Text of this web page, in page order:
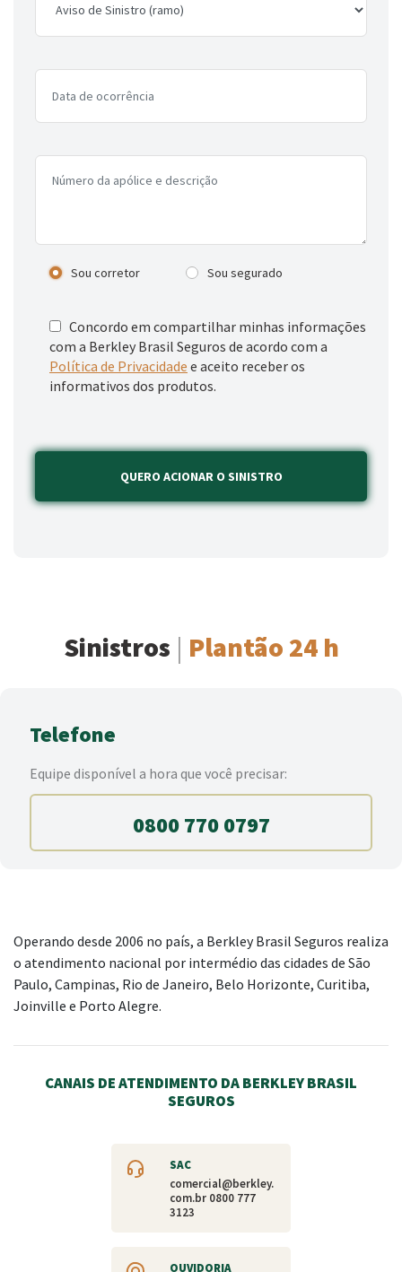
OUVIDORIA BERKLEY
PLANTÃO 24 H | SINISTROS
rcpm@charlestaylor.com
Whatsapp: (11) 94527-3275
LEI DE PROTEÇÃO DE DADOS
Sou corretor Sou segurado
Concordo em compartilhar minhas informações
com a Berkley Brasil Seguros de acordo com a
Política de Privacidade e aceito receber os
informativos dos produtos.
Sinistros | Plantão 24 h
Telefone
Equipe disponível a hora que você precisar:
0800 770 0797
Operando desde 2006 no país, a Berkley Brasil Seguros realiza
o atendimento nacional por intermédio das cidades de São
Paulo, Campinas, Rio de Janeiro, Belo Horizonte, Curitiba,
Joinville e Porto Alegre.
CANAIS DE ATENDIMENTO DA BERKLEY BRASIL
SEGUROS
SAC
comercial@berkley.
com.br 0800 777
3123
OUVIDORIA